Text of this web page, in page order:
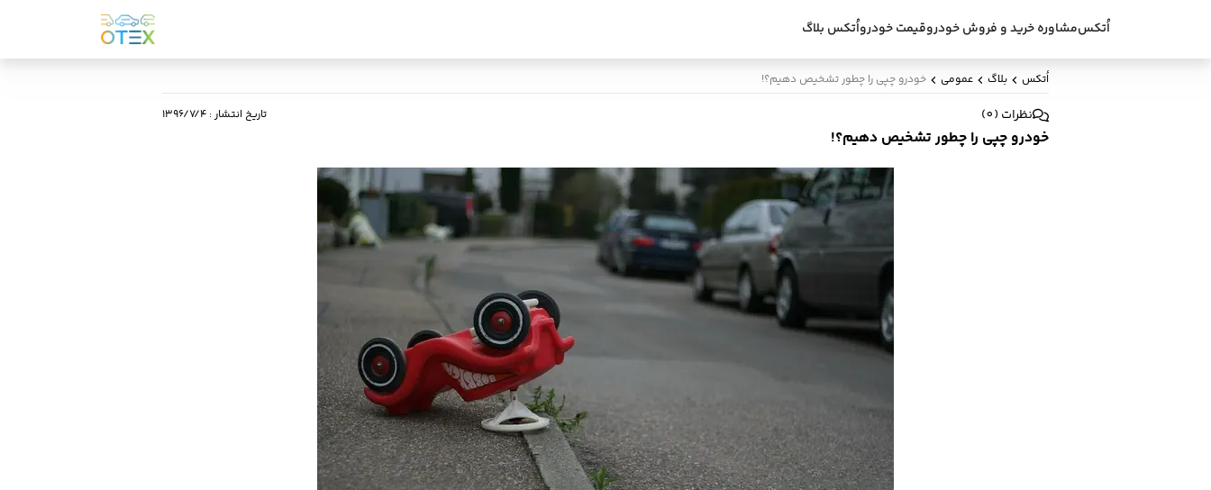
اُتکسمشاوره خرید و فروش خودروقیمت خودرواُتکس بلاگ
اُتکس بلاگ عمومی خودرو چپی را چطور تشخیص دهیم؟!
نظرات (
0
) تاریخ انتشار: ۱۳۹۶/۷/۴
خودرو چپی را چطور تشخیص دهیم؟!